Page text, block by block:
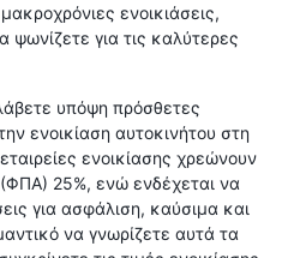
ενοικιάσεις,
για τις καλύτερες
υπόψη πρόσθετες
ενοικίαση αυτοκινήτου στη
ενοικίασης χρεώνουν
25%, ενώ ενδέχεται να
για ασφάλιση, καύσιμα και
να γνωρίζετε αυτά τα